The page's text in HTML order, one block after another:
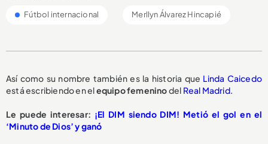
Fútbol internacional Merllyn Álvarez Hincapié
Así como su nombre también es la historia que Linda Caicedo
está escribiendo en elequipo femeninodel Real Madrid.
Le puede interesar: ¡El DIM siendo DIM! Metió el gol en el
‘Minuto de Dios’ y ganó